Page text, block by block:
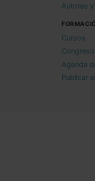
Autores
Cursos
Agenda
Publicar